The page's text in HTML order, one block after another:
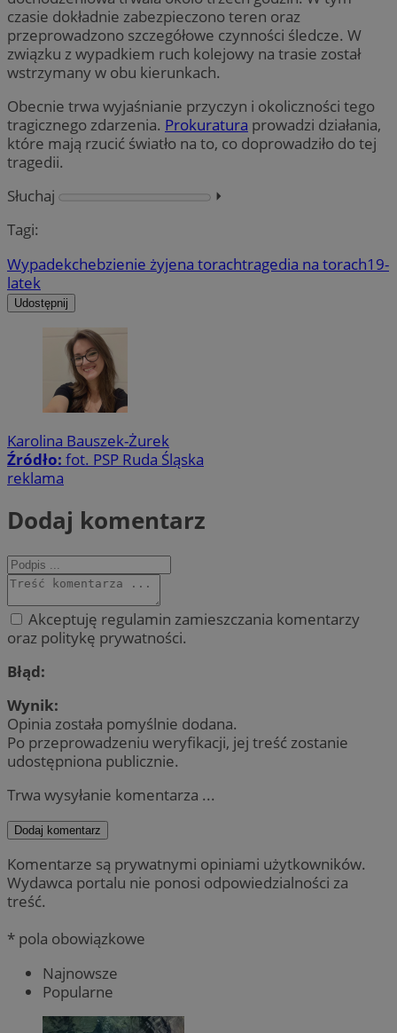
czasie dokładnie zabezpieczono teren oraz
przeprowadzono szczegółowe czynności śledcze. W
związku z wypadkiem ruch kolejowy na trasie został
wstrzymany w obu kierunkach.
Obecnie trwa wyjaśnianie przyczyn i okoliczności tego
tragicznego zdarzenia. Prokuratura prowadzi działania,
które mają rzucić światło na to, co doprowadziło do tej
tragedii.
Słuchaj
⏵︎
Tagi:
Wypadekchebzienie żyjena torachtragedia na torach19-
latek
Udostępnij
Karolina Bauszek-Żurek
Źródło: fot. PSP Ruda Śląska
reklama
Dodaj komentarz
Akceptuję regulamin zamieszczania komentarzy
oraz politykę prywatności.
Błąd:
Wynik:
Opinia została pomyślnie dodana.
Po przeprowadzeniu weryfikacji, jej treść zostanie
udostępniona publicznie.
Trwa wysyłanie komentarza ...
Dodaj komentarz
Komentarze są prywatnymi opiniami użytkowników.
Wydawca portalu nie ponosi odpowiedzialności za
treść.
* pola obowiązkowe
Najnowsze
Popularne